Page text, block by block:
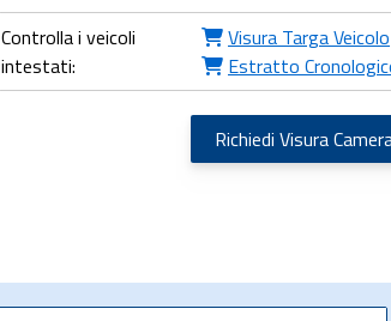
Controlla i veicoli
intestati:
Visura Targa Veicolo
Estratto
Richiedi Visura